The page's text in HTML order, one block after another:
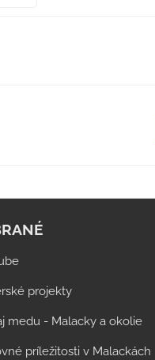
projekty
medu - Malacky a okolie
príležitosti v Malackách